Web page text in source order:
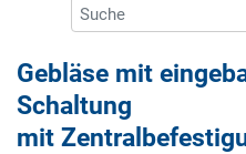
Gebläse mit
Schaltung
mit